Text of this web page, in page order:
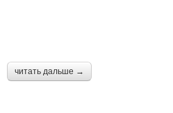
читать дальше →